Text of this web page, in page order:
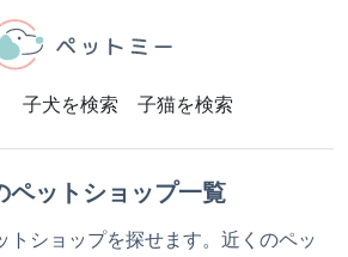
子犬を検索 子猫を検索
ペットショップ一覧
トショップを探せます。近くのペッ